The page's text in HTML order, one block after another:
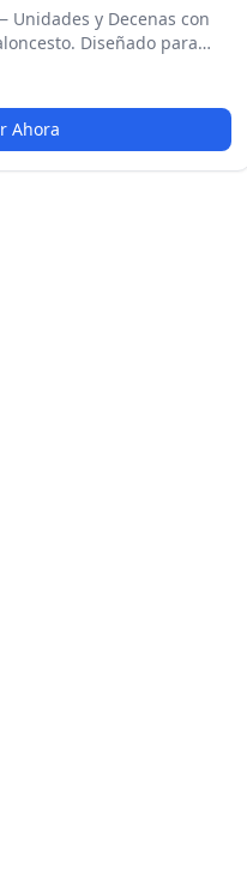
Unidades y Decenas con
Diseñado para
Ahora